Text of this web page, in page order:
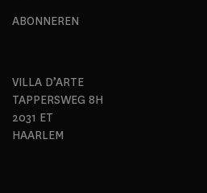
ABONNEREN
VILLA D’ARTE
TAPPERSWEG 8H
2031 ET
HAARLEM